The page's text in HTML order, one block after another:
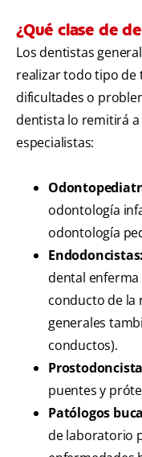
¿Qué clase de
Los dentistas
realizar todo tipo de
dificultades o
dentista lo remitirá
especialistas:
odontología
odontología
Endodoncistas:
dental
conducto de la
generales
conductos).
puentes y
Patólogos
de laboratorio